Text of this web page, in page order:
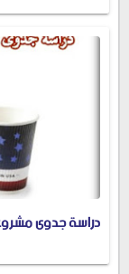
دراسة جدوى مشروع